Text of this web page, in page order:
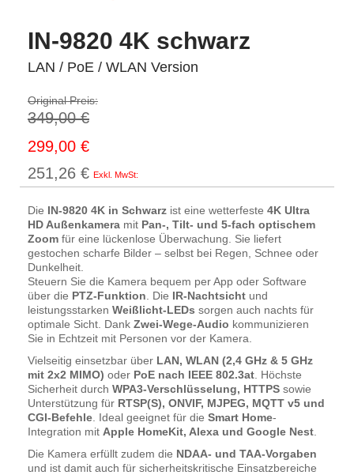
IN-9820 4K schwarz
LAN / PoE / WLAN Version
Original Preis:
349,00 €
Sonderpreis
299,00 €
251,26 €
Die IN-9820 4K in Schwarz ist eine wetterfeste 4K Ultra
HD Außenkamera mit Pan-, Tilt- und 5-fach optischem
Zoom für eine lückenlose Überwachung. Sie liefert
gestochen scharfe Bilder – selbst bei Regen, Schnee oder
Dunkelheit.
Steuern Sie die Kamera bequem per App oder Software
über die PTZ-Funktion . Die IR-Nachtsicht und
leistungsstarken Weißlicht-LEDs sorgen auch nachts für
optimale Sicht. Dank Zwei-Wege-Audio kommunizieren
Sie in Echtzeit mit Personen vor der Kamera.
Vielseitig einsetzbar über LAN, WLAN (2,4 GHz & 5 GHz
mit 2x2 MIMO) oder PoE nach IEEE 802.3at . Höchste
Sicherheit durch WPA3-Verschlüsselung, HTTPS sowie
Unterstützung für RTSP(S), ONVIF, MJPEG, MQTT v5 und
CGI-Befehle . Ideal geeignet für die Smart Home-
Integration mit Apple HomeKit, Alexa und Google Nest
Die Kamera erfüllt zudem die NDAA- und TAA-Vorgaben
und ist damit auch für sicherheitskritische Einsatzbereiche